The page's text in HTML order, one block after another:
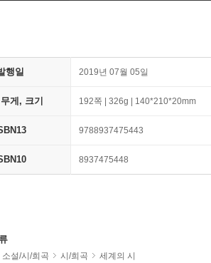
행일 2019년 07월 05일
게, 크기 192쪽 | 326g | 140*210*20mm
9788937475443
8937475448
소설/시/희곡 시/희곡 세계의 시